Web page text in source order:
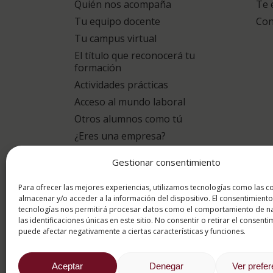
Gestionar consentimiento
Para ofrecer las mejores experiencias, utilizamos tecnologías como las
almacenar y/o acceder a la información del dispositivo. El
tecnologías nos permitirá procesar datos como el comportamiento de
las identificaciones únicas en este sitio. No consentir o retirar el
puede afectar negativamente a ciertas características y funciones.
Aceptar Denegar Ver
Quién nos acompaña
Tu equipo docente
Tu campus virtual
El título que reconocerá tu
formación
Actividades prácticas
Acceso al mundo laboral
Otros alumnos como tú
¿Eres una empresa?
Te
9.4/10
basado en1331
por eKomi